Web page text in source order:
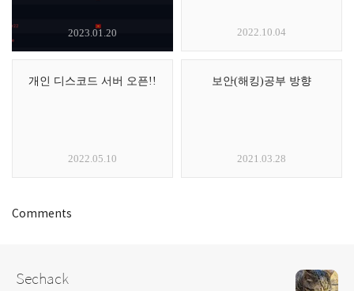
2023.01.20 2022.10.04
개인 디스코드 서버 오픈!!
2022.05.10
보안(해킹)공부 방향
2021.03.28
Comments
Sechack